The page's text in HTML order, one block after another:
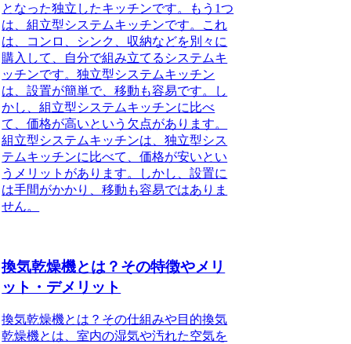
となった独立したキッチンです。もう1つ
は、組立型システムキッチンです。これ
は、コンロ、シンク、収納などを別々に
購入して、自分で組み立てるシステムキ
ッチンです。独立型システムキッチン
は、設置が簡単で、移動も容易です。し
かし、組立型システムキッチンに比べ
て、価格が高いという欠点があります。
組立型システムキッチンは、独立型シス
テムキッチンに比べて、価格が安いとい
うメリットがあります。しかし、設置に
は手間がかかり、移動も容易ではありま
せん。
換気乾燥機とは？その特徴やメリ
ット・デメリット
換気乾燥機とは？その仕組みや目的換気
乾燥機とは、室内の湿気や汚れた空気を